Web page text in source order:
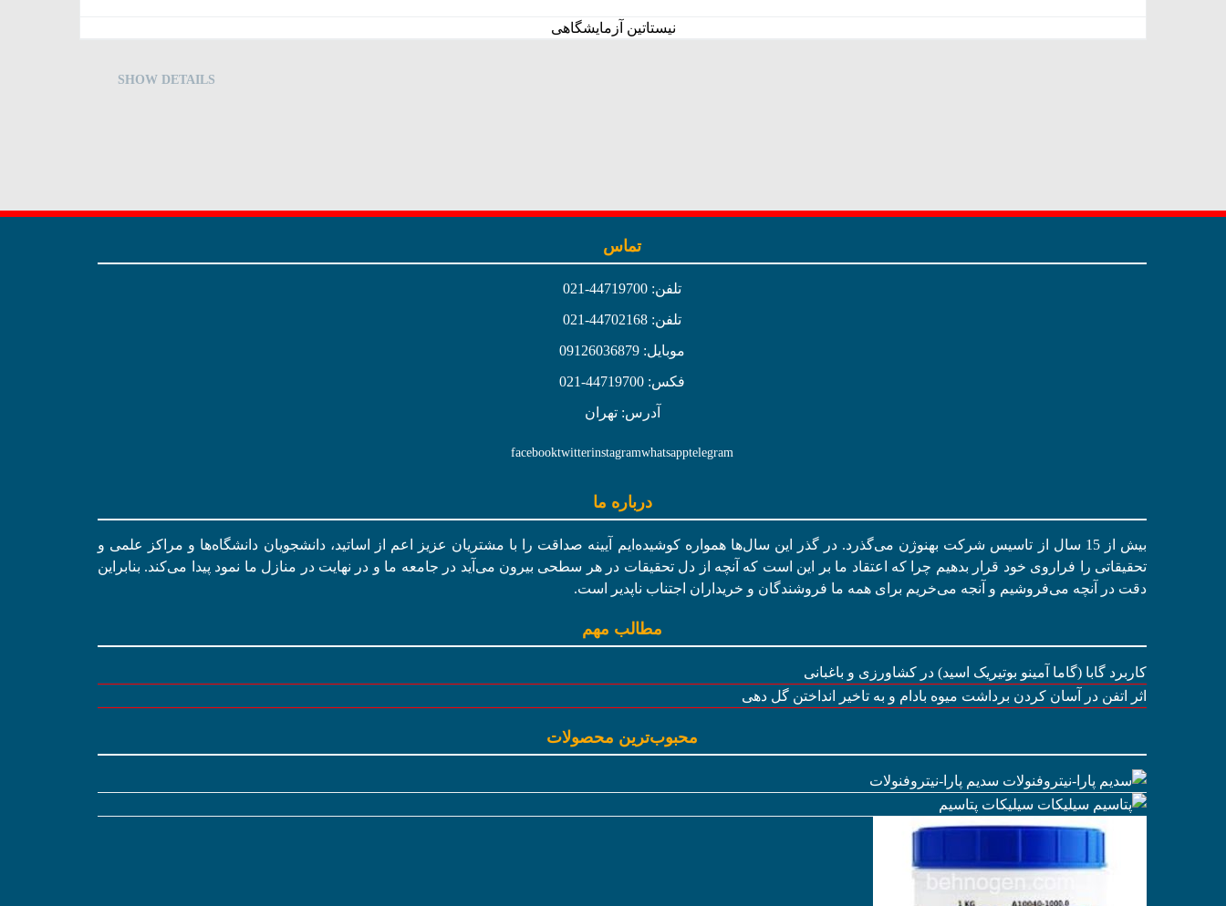
نیستاتین آزمایشگاهی
SHOW DETAILS
تماس
تلفن: 44719700-021
تلفن: 44702168-021
موبایل: 09126036879
فکس: 44719700-021
آدرس: تهران
telegram
whatsapp
instagram
twitter
facebook
درباره ما
بیش از 15 سال از تاسیس شرکت بهنوژن می‌گذرد. در گذر این سال‌ها همواره کوشیده‌ایم آیینه صداقت را با مشتریان عزیز اعم از اساتید، دانشجویان دانشگاه‌ها و مراکز علمی و
تحقیقاتی را فراروی خود قرار بدهیم چرا که اعتقاد ما بر این است که آنچه از دل تحقیقات در هر سطحی بیرون می‌آید در جامعه ما و در نهایت در منازل ما نمود پیدا می‌کند. بنابراین
دقت در آنچه می‌فروشیم و آنجه می‌خریم برای همه ما فروشندگان و خریداران اجتناب ناپدیر است.
مطالب مهم
کاربرد گابا (گاما آمینو بوتیریک اسید) در کشاورزی و باغبانی
اثر اتفن در آسان کردن برداشت میوه بادام و به تاخیر انداختن گل دهی
محبوب‌ترین محصولات
سدیم پارا-نیتروفنولات
سیلیکات پتاسیم